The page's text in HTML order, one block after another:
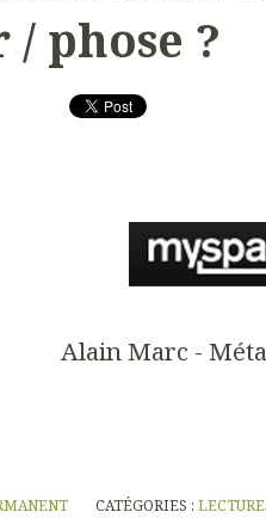
phose ?
Alain Marc -
CATÉGORIES :